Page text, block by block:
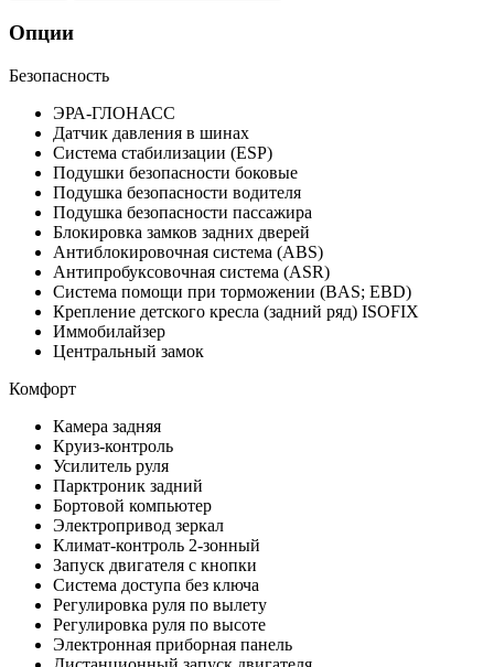
Опции
Безопасность
ЭРА-ГЛОНАСС
Датчик давления в шинах
Система стабилизации (ESP)
Подушки безопасности боковые
Подушка безопасности водителя
Подушка безопасности пассажира
Блокировка замков задних дверей
Антиблокировочная система (ABS)
Антипробуксовочная система (ASR)
Система помощи при торможении (BAS; EBD)
Крепление детского кресла (задний ряд) ISOFIX
Иммобилайзер
Центральный замок
Комфорт
Камера задняя
Круиз-контроль
Усилитель руля
Парктроник задний
Бортовой компьютер
Электропривод зеркал
Климат-контроль 2-зонный
Запуск двигателя с кнопки
Система доступа без ключа
Регулировка руля по вылету
Регулировка руля по высоте
Электронная приборная панель